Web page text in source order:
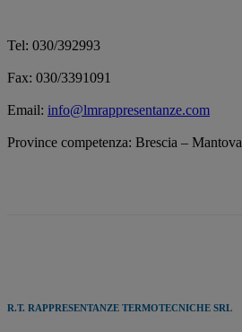
Tel: 030/392993
Fax: 030/3391091
Email: info@lmrappresentanze.com
Province competenza: Brescia – Mantova
R.T. RAPPRESENTANZE TERMOTECNICHE SRL